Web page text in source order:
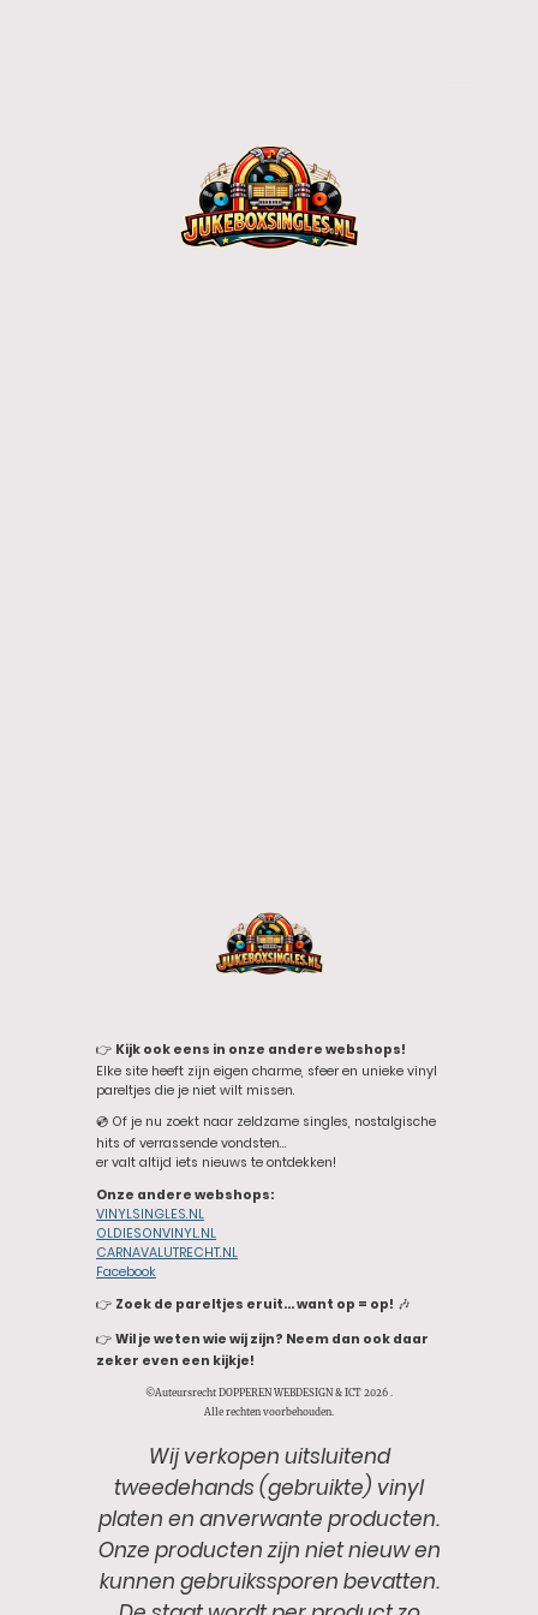
👉 Kijk ook eens in onze andere webshops!
Elke site heeft zijn eigen charme, sfeer en unieke vinyl
pareltjes die je niet wilt missen.
💿 Of je nu zoekt naar zeldzame singles, nostalgische
hits of verrassende vondsten…
er valt altijd iets nieuws te ontdekken!
Onze andere webshops:
VINYLSINGLES.NL
OLDIESONVINYL.NL
CARNAVALUTRECHT.NL
Facebook
👉 Zoek de pareltjes eruit… want op = op! 🎶
👉 Wil je weten wie wij zijn? Neem dan ook daar
zeker even een kijkje!
©Auteursrecht DOPPEREN WEBDESIGN & ICT 2026 .
Alle rechten voorbehouden.
Wij verkopen uitsluitend
tweedehands (gebruikte) vinyl
platen en anverwante producten.
Onze producten zijn niet nieuw en
kunnen gebruikssporen bevatten.